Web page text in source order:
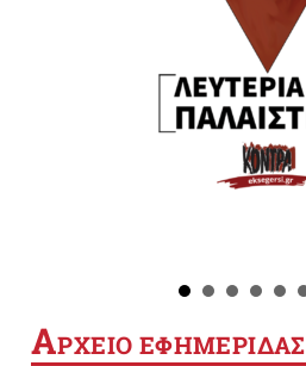
ΑΡΧΕΙΟ ΕΦΗΜΕΡΙΔΑΣ